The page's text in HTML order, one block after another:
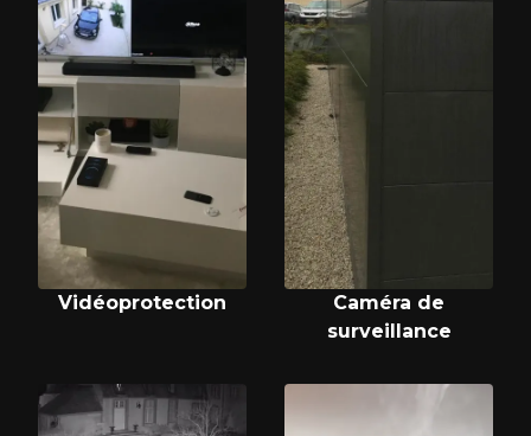
Vidéoprotection
Caméra de
surveillance